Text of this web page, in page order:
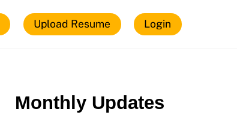
Upload Resume Login
Monthly Updates